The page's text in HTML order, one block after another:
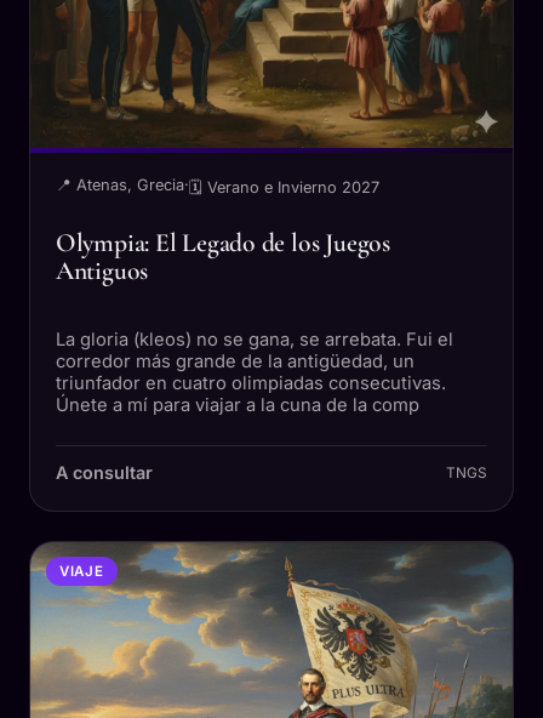
📍 Atenas, Grecia· 🗓 Verano e Invierno 2027
Olympia: El Legado de los Juegos
Antiguos
La gloria (kleos) no se gana, se arrebata. Fui el
corredor más grande de la antigüedad, un
triunfador en cuatro olimpiadas consecutivas.
Únete a mí para viajar a la cuna de la comp
A consultar TNGS
VIAJE